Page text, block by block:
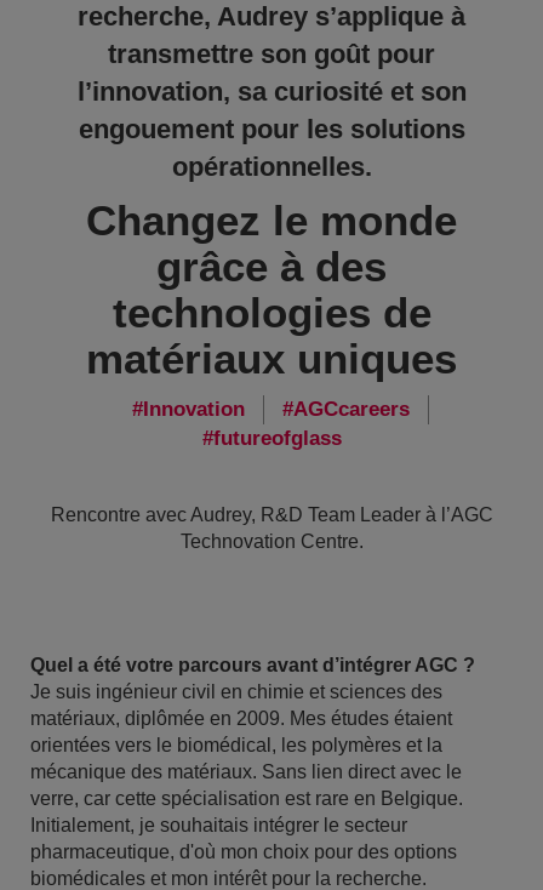
recherche, Audrey s’applique à
transmettre son goût pour
l’innovation, sa curiosité et son
engouement pour les solutions
opérationnelles.
Changez le monde
grâce à des
technologies de
matériaux uniques
Innovation
AGCcareers
futureofglass
Rencontre avec Audrey, R&D Team Leader à l’AGC
Technovation Centre.
Quel a été votre parcours avant d’intégrer AGC ?
Je suis ingénieur civil en chimie et sciences des
matériaux, diplômée en 2009. Mes études étaient
orientées vers le biomédical, les polymères et la
mécanique des matériaux. Sans lien direct avec le
verre, car cette spécialisation est rare en Belgique.
Initialement, je souhaitais intégrer le secteur
pharmaceutique, d'où mon choix pour des options
biomédicales et mon intérêt pour la recherche.